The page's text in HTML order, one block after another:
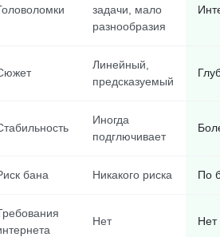
задачи, мало
разнообразия
Линейный,
предсказуемый
Иногда
подглючивает
бана Никакого риска По
Нет Нет